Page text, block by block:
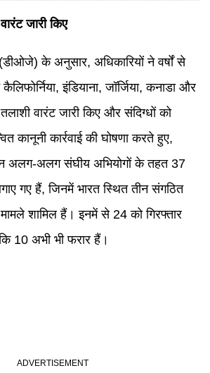
जारी किए
(डीओजे) के अनुसार, अधिकारियों ने वर्षों से
इंडियाना, जॉर्जिया, कनाडा और
वारंट जारी किए और संदिग्धों को
कानूनी कार्रवाई की घोषणा करते हुए,
अलग-अलग संघीय अभियोगों के तहत 37
गए हैं, जिनमें भारत स्थित तीन संगठित
शामिल हैं। इनमें से 24 को गिरफ्तार
10 अभी भी फरार हैं।